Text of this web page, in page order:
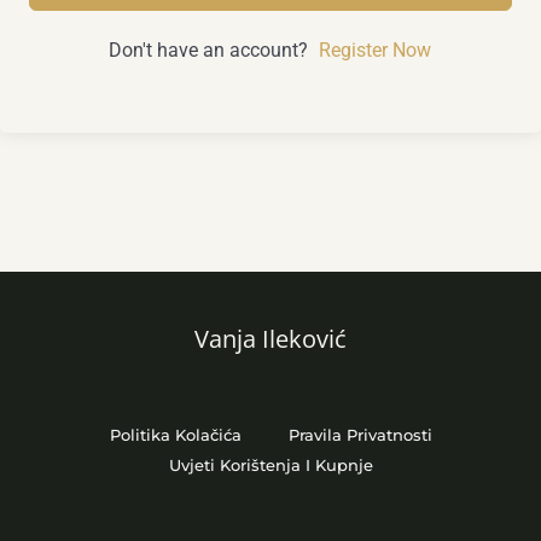
Don't have an account? Register Now
Vanja Ileković
Politika Kolačića
Pravila Privatnosti
Uvjeti Korištenja I Kupnje